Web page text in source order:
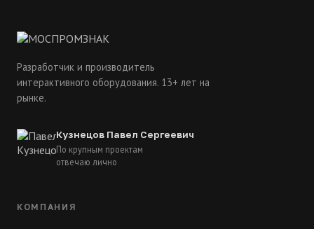
Разработчик и производитель
интерактивного оборудования. 13+ лет на
рынке.
Кузнецов Павел Сергеевич
По крупным проектам
отвечаю лично
КОМПАНИЯ